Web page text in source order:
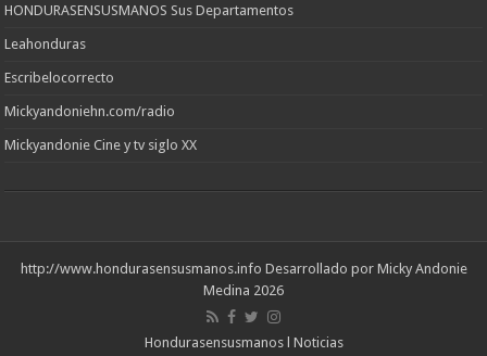
HONDURASENSUSMANOS Sus Departamentos
Leahonduras
Escribelocorrecto
Mickyandoniehn.com/radio
Mickyandonie Cine y tv siglo XX
http://www.hondurasensusmanos.info Desarrollado por Micky Andonie
Medina 2026
Hondurasensusmanos l Noticias